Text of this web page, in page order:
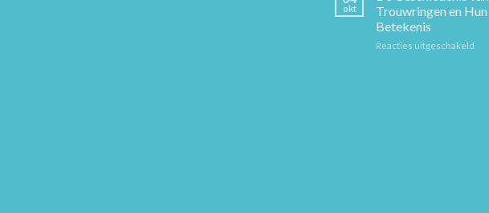
Je
okt
Trouwringen en Hun
Betekenis
Reacties uitgeschakeld